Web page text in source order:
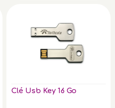
Clé Usb Key 16 Go